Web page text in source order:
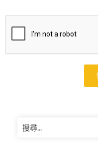
搜
尋